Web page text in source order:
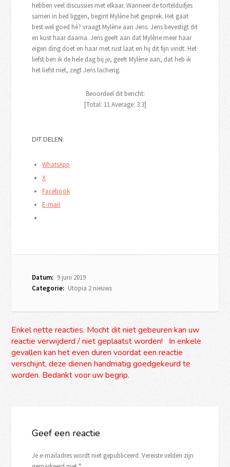
hebben veel discussies met elkaar. Wanneer de tortelduifjes
samen in bed liggen, begint Mylène het gesprek. Het gaat
best wel goed hè? vraagt Mylène aan Jens. Jens bevestigt dit
en kust haar daarna. Jens geeft aan dat Mylène meer haar
eigen ding doet en haar met rust laat en hij dit fijn vindt. Het
liefst ben ik de hele dag bij je, geeft Mylène aan, dat heb ik
het liefst niet, zegt Jens lacherig.
Beoordeel dit bericht:
[Total: 11Average: 3.3]
DIT DELEN:
WhatsApp
X
Facebook
E-mail
Datum: 9 juni 2019
Categorie: Utopia 2 nieuws
Enkel nette reacties. Mocht dit niet gebeuren kan uw
reactie verwijderd / niet geplaatst worden! In enkele
gevallen kan het even duren voordat een reactie
verschijnt, deze dienen handmatig goedgekeurd te
worden. Bedankt voor uw begrip.
Geef een reactie
Je e-mailadres wordt niet gepubliceerd. Vereiste velden zijn